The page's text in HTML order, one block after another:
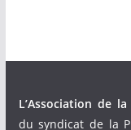
L’Association de
du syndicat de la